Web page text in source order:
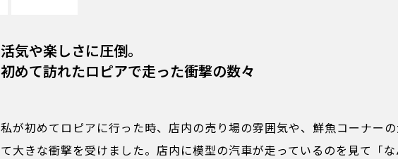
活気や楽しさに圧倒。
初めて訪れたロピアで走った衝撃の数々
私が初めてロピアに行った時、店内の売り場の雰囲気や、鮮魚コーナー
て大きな衝撃を受けました。店内に模型の汽車が走っているのを見て「